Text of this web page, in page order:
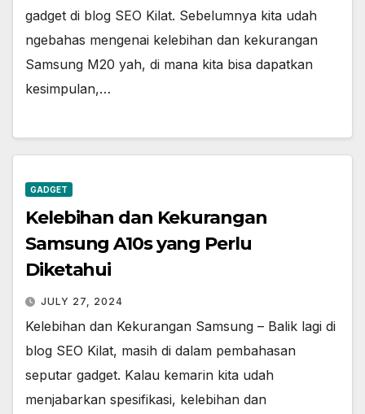
gadget di blog SEO Kilat. Sebelumnya kita udah
ngebahas mengenai kelebihan dan kekurangan
Samsung M20 yah, di mana kita bisa dapatkan
kesimpulan,…
GADGET
Kelebihan dan Kekurangan
Samsung A10s yang Perlu
Diketahui
JULY 27, 2024
Kelebihan dan Kekurangan Samsung – Balik lagi di
blog SEO Kilat, masih di dalam pembahasan
seputar gadget. Kalau kemarin kita udah
menjabarkan spesifikasi, kelebihan dan